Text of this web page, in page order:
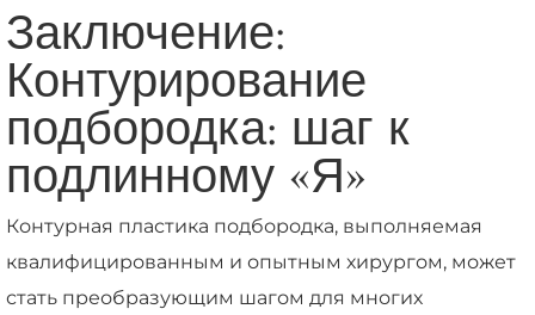
Заключение:
Контурирование
подбородка: шаг к
подлинному «Я»
Контурная пластика подбородка, выполняемая
квалифицированным и опытным хирургом, может
стать преобразующим шагом для многих